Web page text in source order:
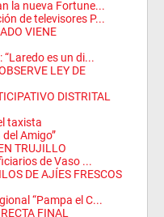
la nueva Fortune...
de televisores P...
VIENE
es un di...
LEY DE
DISTRITAL
taxista
Amigo”
TRUJILLO
de Vaso ...
DE AJÍES FRESCOS
“Pampa el C...
FINAL